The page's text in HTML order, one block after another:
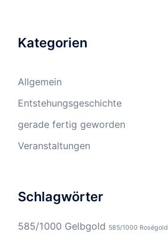
Kategorien
Allgemein
Entstehungsgeschichte
gerade fertig geworden
Veranstaltungen
Schlagwörter
585/1000 Gelbgold 585/1000 Roségold